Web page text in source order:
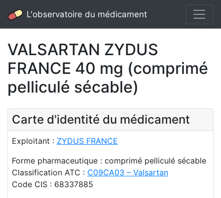
L'observatoire du médicament
VALSARTAN ZYDUS
FRANCE 40 mg (comprimé
pelliculé sécable)
Carte d'identité du médicament
Exploitant : ZYDUS FRANCE
Forme pharmaceutique : comprimé pelliculé sécable
Classification ATC : C09CA03 – Valsartan
Code CIS : 68337885